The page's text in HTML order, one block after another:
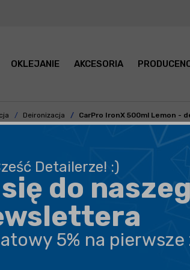
OKLEJANIE AKCESORIA
Deironizacja CarPro IronX 500ml Lemon -
WYSYŁKA
DOSTAWA OD 199,90 ZŁ
DORADZTWO
Detailerze! :)
do
5% na pierwsze